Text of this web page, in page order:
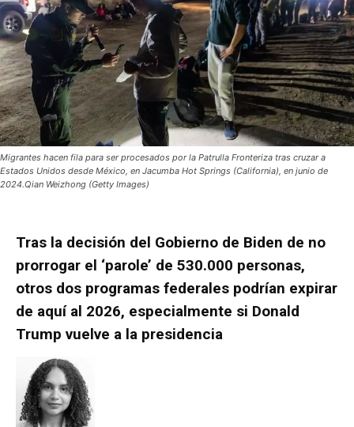
Migrantes hacen fila para ser procesados por la Patrulla Fronteriza tras cruzar a
Estados Unidos desde México, en Jacumba Hot Springs (California), en junio de
2024.Qian Weizhong (Getty Images)
Tras la decisión del Gobierno de Biden de no
prorrogar el ‘parole’ de 530.000 personas,
otros dos programas federales podrían expirar
de aquí al 2026, especialmente si Donald
Trump vuelve a la presidencia